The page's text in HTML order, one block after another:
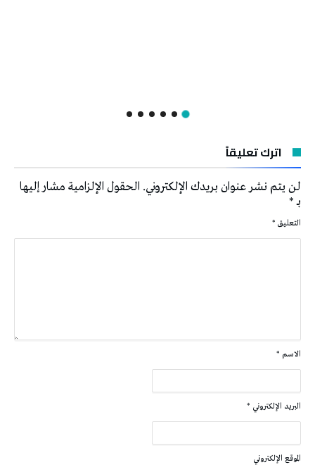
اترك تعليقاً
لن يتم نشر عنوان بريدك الإلكتروني. الحقول الإلزامية مشار إليها
بـ*
التعليق *
الاسم *
البريد الإلكتروني *
الموقع الإلكتروني